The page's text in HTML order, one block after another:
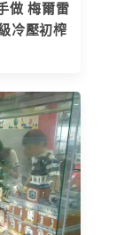
做 梅爾雷
冷壓初榨